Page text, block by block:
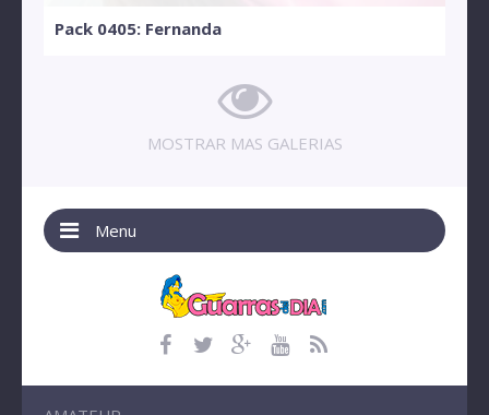
Pack 0405: Fernanda
MOSTRAR MAS GALERIAS
Menu